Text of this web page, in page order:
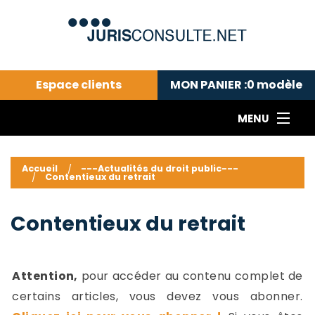
Espace clients MON PANIER :0 modèle
MENU
---Actualités du droit public---
Droit pénal---
Abonnement aux actualités
Accueil ---Actualités du droit public---
Contentieux du retrait
Contentieux du retrait
Attention, pour accéder au contenu complet de
certains articles, vous devez vous abonner.